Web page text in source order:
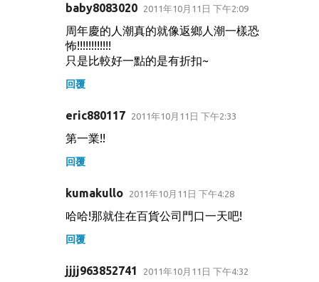
baby8083020 2011年10月11日 下午2:09
周年慶的人潮真的就像返鄉人潮一樣恐
怖!!!!!!!!!!!!
只是比較好一點的是有折扣~
回覆
eric880117 2011年10月11日 下午2:33
第一業!!
回覆
kumakullo 2011年10月11日 下午4:28
哈哈!那就住在百貨公司門口一天吧!
回覆
jjjj963852741 2011年10月11日 下午4:32